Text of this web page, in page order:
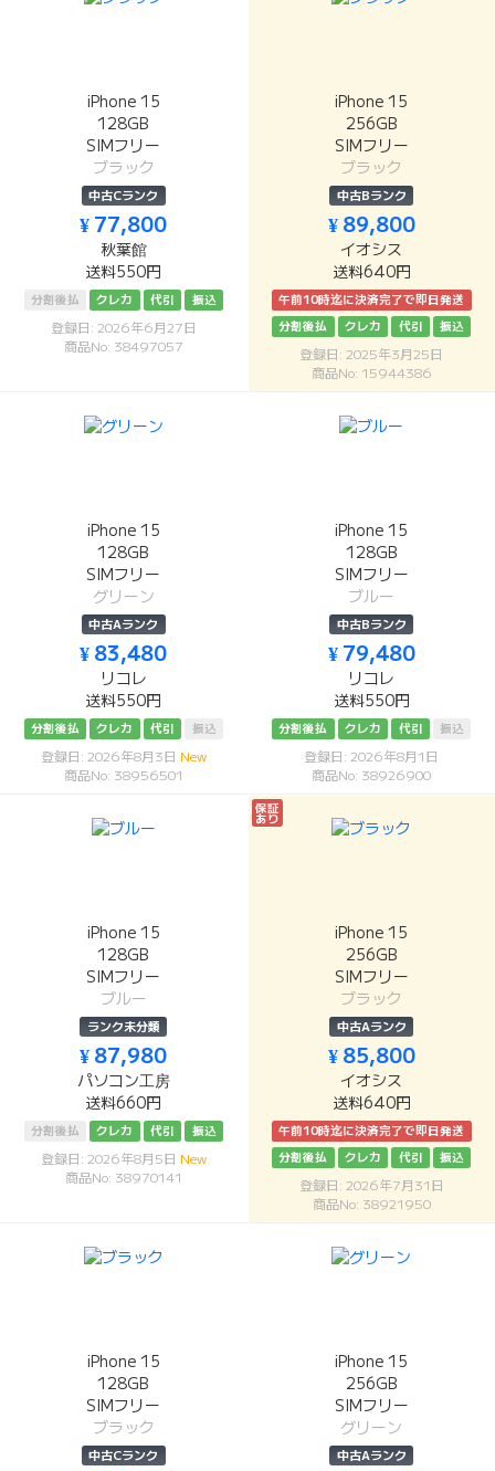
iPhone 15
128GB
SIMフリー
ブラック
中古Cランク
¥ 77,800
秋葉館
送料550円
分割後払 クレカ 代引 振込
登録日: 2026年6月27日
商品No: 38497057
iPhone 15
256GB
SIMフリー
ブラック
中古Bランク
¥ 89,800
イオシス
送料640円
午前10時迄に決済完了で即日発送
分割後払
クレカ 代引 振込
登録日: 2025年3月25日
商品No: 15944386
iPhone 15
128GB
SIMフリー
グリーン
中古Aランク
¥ 83,480
リコレ
送料550円
分割後払 クレカ 代引 振込
登録日: 2026年8月3日 New
商品No: 38956501
iPhone 15
128GB
SIMフリー
ブルー
中古Bランク
¥ 79,480
リコレ
送料550円
分割後払 クレカ 代引 振込
登録日: 2026年8月1日
商品No: 38926900
iPhone 15
128GB
SIMフリー
ブルー
ランク未分類
¥ 87,980
パソコン工房
送料660円
分割後払 クレカ 代引 振込
登録日: 2026年8月5日 New
商品No: 38970141
保証
あり
iPhone 15
256GB
SIMフリー
ブラック
中古Aランク
¥ 85,800
イオシス
送料640円
午前10時迄に決済完了で即日発送
分割後払
クレカ 代引 振込
登録日: 2026年7月31日
商品No: 38921950
iPhone 15
128GB
SIMフリー
ブラック
中古Cランク
iPhone 15
256GB
SIMフリー
グリーン
中古Aランク